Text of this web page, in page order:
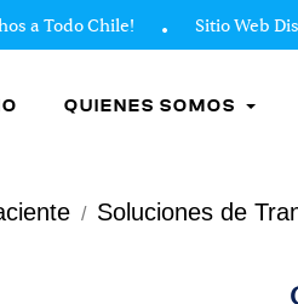
Todo Chile! Sitio Web
QUIENES SOMOS
Soluciones de